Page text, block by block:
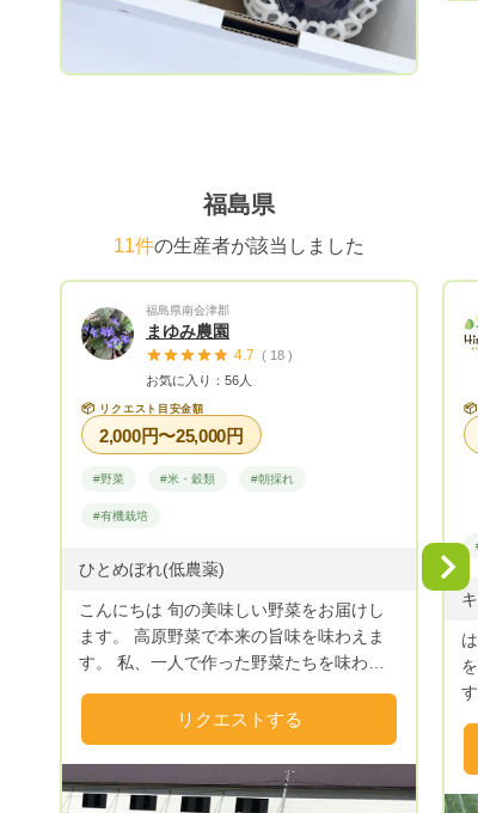
食育絵本の読み聞かせも行っています。こ
こに来てくれたお客さまが少しでも笑って
くれたらいいなをカタチにするべく、心地
福島県
11件の生産者が該当しました
福島県南会津郡
まゆみ農園
4.7 ( 18 )
お気に入り：56人
📦 リクエスト目安金額
2,000円〜25,000円
#野菜 #米・穀類 #朝採れ
#有機栽培
ひとめぼれ(低農薬)
こんにちは 旬の美味しい野菜をお届けし
ます。 高原野菜で本来の旨味を味わえま
す。 私、一人で作った野菜たちを味わっ
ってます。 良かったらうちの野菜食べて
みませんか？
リクエストする
📦